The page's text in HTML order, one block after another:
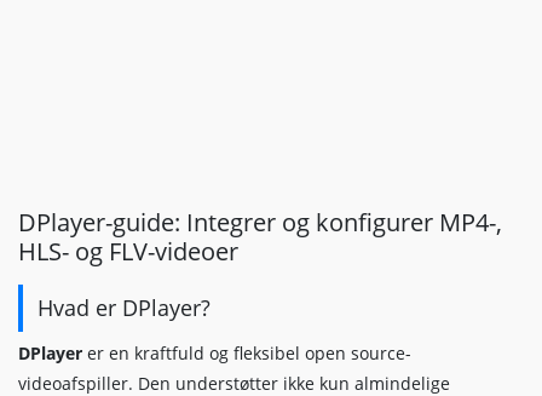
DPlayer-guide: Integrer og konfigurer MP4-,
HLS- og FLV-videoer
Hvad er DPlayer?
DPlayer er en kraftfuld og fleksibel open source-
videoafspiller. Den understøtter ikke kun almindelige